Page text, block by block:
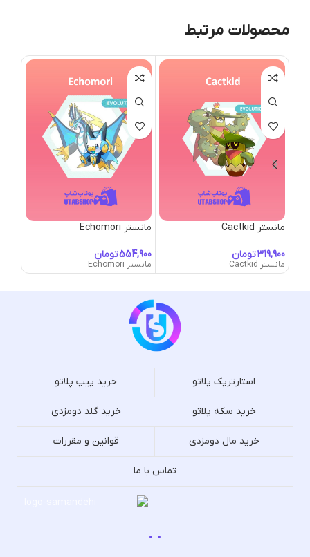
محصولات مرتبط
مانستر Cactkid
تومان
مانستر Cactkid
مانستر Echomori
تومان
مانستر Echomori
استارترپک پلاتو خرید پیپ پلاتو
خرید سکه پلاتو خرید گلد دومزدی
خرید مال دومزدی قوانین و مقررات
تماس با ما